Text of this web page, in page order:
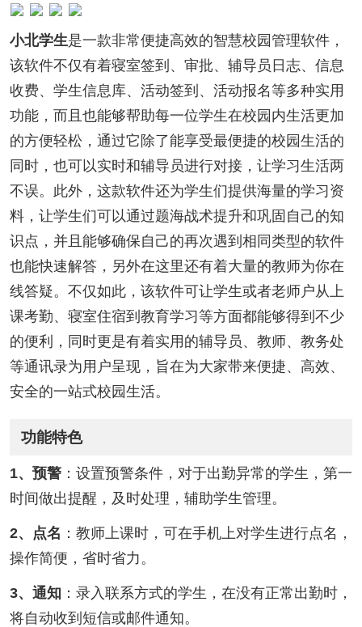
小北学生是一款非常便捷高效的智慧校园管理软件，
该软件不仅有着寝室签到、审批、辅导员日志、信息
收费、学生信息库、活动签到、活动报名等多种实用
功能，而且也能够帮助每一位学生在校园内生活更加
的方便轻松，通过它除了能享受最便捷的校园生活的
同时，也可以实时和辅导员进行对接，让学习生活两
不误。此外，这款软件还为学生们提供海量的学习资
料，让学生们可以通过题海战术提升和巩固自己的知
识点，并且能够确保自己的再次遇到相同类型的软件
也能快速解答，另外在这里还有着大量的教师为你在
线答疑。不仅如此，该软件可让学生或者老师户从上
课考勤、寝室住宿到教育学习等方面都能够得到不少
的便利，同时更是有着实用的辅导员、教师、教务处
等通讯录为用户呈现，旨在为大家带来便捷、高效、
安全的一站式校园生活。
功能特色
1、预警：设置预警条件，对于出勤异常的学生，第一
时间做出提醒，及时处理，辅助学生管理。
2、点名 ：教师上课时，可在手机上对学生进行点名，
操作简便，省时省力。
3、通知 ：录入联系方式的学生，在没有正常出勤时，
将自动收到短信或邮件通知。